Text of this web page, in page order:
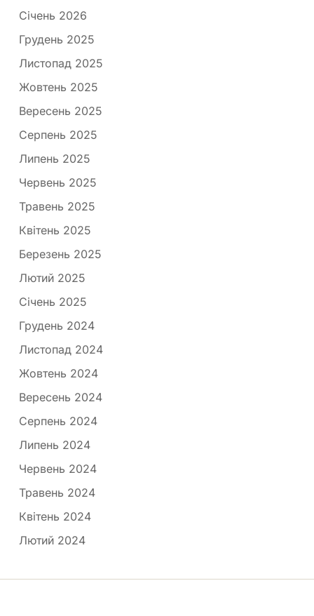
Січень 2026
Грудень 2025
Листопад 2025
Жовтень 2025
Вересень 2025
Серпень 2025
Липень 2025
Червень 2025
Травень 2025
Квітень 2025
Березень 2025
Лютий 2025
Січень 2025
Грудень 2024
Листопад 2024
Жовтень 2024
Вересень 2024
Серпень 2024
Липень 2024
Червень 2024
Травень 2024
Квітень 2024
Лютий 2024